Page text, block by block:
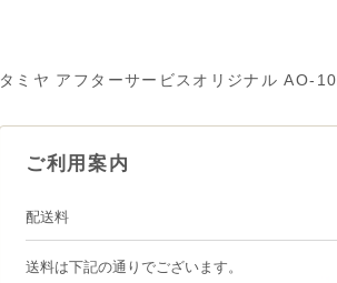
タミヤ アフターサービスオリジナル AO-
ご利用案内
配送料
送料は下記の通りでございます。